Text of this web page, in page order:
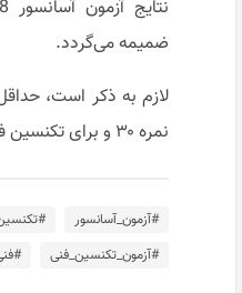
ضمیمه می‌گردد.
لازم به ذکر است،
نمره ۳۰ و برای تکنسین فنی ۲۴ می‌باشد.
#آزمون_آسانسور
#آزمون_تکنسین_فنی